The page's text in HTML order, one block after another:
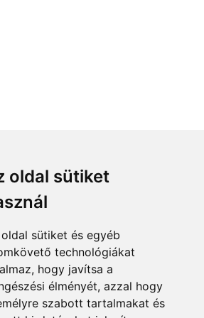
oldal sütiket
sütiket és egyéb
technológiákat
hogy javítsa a
élményét, azzal hogy
szabott tartalmakat és